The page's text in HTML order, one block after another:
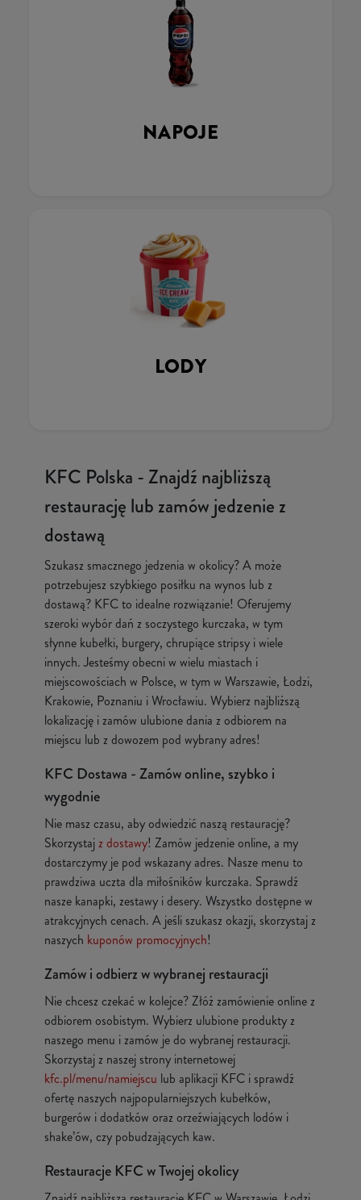
NAPOJE
LODY
KFC Polska - Znajdź najbliższą
restaurację lub zamów jedzenie z
dostawą
Szukasz smacznego jedzenia w okolicy? A może
potrzebujesz szybkiego posiłku na wynos lub z
dostawą? KFC to idealne rozwiązanie! Oferujemy
szeroki wybór dań z soczystego kurczaka, w tym
słynne kubełki, burgery, chrupiące stripsy i wiele
innych. Jesteśmy obecni w wielu miastach i
miejscowościach w Polsce, w tym w Warszawie, Łodzi,
Krakowie, Poznaniu i Wrocławiu. Wybierz najbliższą
lokalizację i zamów ulubione dania z odbiorem na
miejscu lub z dowozem pod wybrany adres!
KFC Dostawa - Zamów online, szybko i
wygodnie
Nie masz czasu, aby odwiedzić naszą restaurację?
Skorzystajz dostawy! Zamów jedzenie online, a my
dostarczymy je pod wskazany adres. Nasze menu to
prawdziwa uczta dla miłośników kurczaka. Sprawdź
nasze kanapki, zestawy i desery. Wszystko dostępne w
atrakcyjnych cenach. A jeśli szukasz okazji, skorzystaj z
naszych kuponów promocyjnych!
Zamów i odbierz w wybranej restauracji
Nie chcesz czekać w kolejce? Złóż zamówienie online z
odbiorem osobistym. Wybierz ulubione produkty z
naszego menu i zamów je do wybranej restauracji.
Skorzystaj z naszej strony internetowej
kfc.pl/menu/namiejscu lub aplikacji KFC i sprawdź
ofertę naszych najpopularniejszych kubełków,
burgerów i dodatków oraz orzeźwiających lodów i
shake’ów, czy pobudzających kaw.
Restauracje KFC w Twojej okolicy